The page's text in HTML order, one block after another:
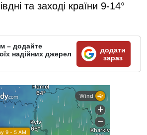
та заході країни 9-14°
– додайте
надійних джерел
додати
зараз